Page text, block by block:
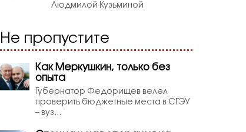
Людмилой Кузьминой
Не пропустите
Как Меркушкин, только без
опыта
Губернатор Федорищев велел
проверить бюджетные места в СГЭУ
– вуз...